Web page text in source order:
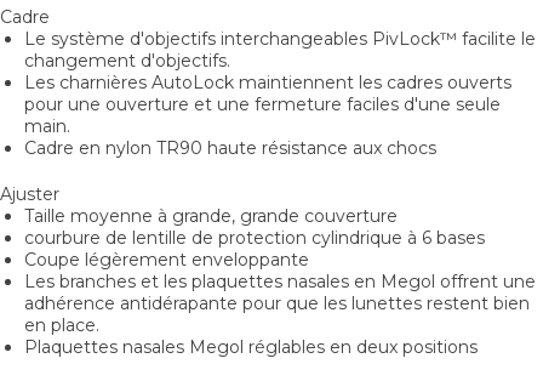
Cadre
Le système d'objectifs interchangeables PivLock™ facilite le
changement d'objectifs.
Les charnières AutoLock maintiennent les cadres ouverts
pour une ouverture et une fermeture faciles d'une seule
main.
Cadre en nylon TR90 haute résistance aux chocs
Ajuster
Taille moyenne à grande, grande couverture
courbure de lentille de protection cylindrique à 6 bases
Coupe légèrement enveloppante
Les branches et les plaquettes nasales en Megol offrent une
adhérence antidérapante pour que les lunettes restent bien
en place.
Plaquettes nasales Megol réglables en deux positions